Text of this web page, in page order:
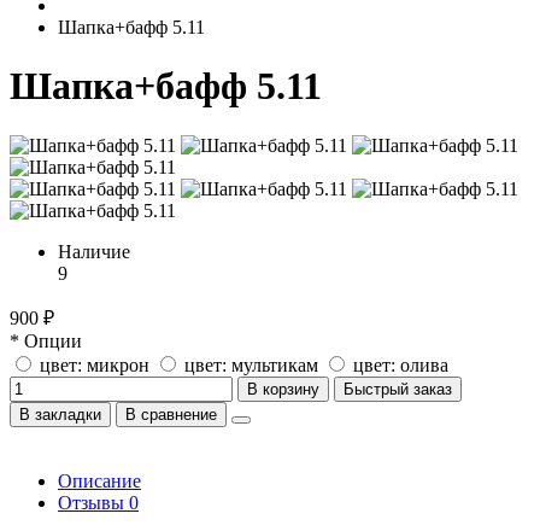
Шапка+бафф 5.11
Шапка+бафф 5.11
Наличие
9
900 ₽
* Опции
цвет: микрон
цвет: мультикам цвет: олива
В корзину
Быстрый заказ
В закладки
В сравнение
Описание
Отзывы 0